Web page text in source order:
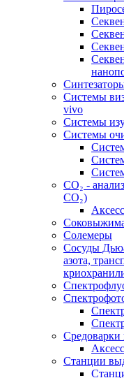
Системы
vivo
Системы
Системы
СО₂ -
СО₂)
Солемеры
Сосуды
азота,
Средоварки
Станции